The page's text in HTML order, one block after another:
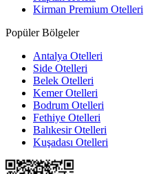
Kirman Premium Otelleri
Popüler Bölgeler
Antalya Otelleri
Side Otelleri
Belek Otelleri
Kemer Otelleri
Bodrum Otelleri
Fethiye Otelleri
Balıkesir Otelleri
Kuşadası Otelleri